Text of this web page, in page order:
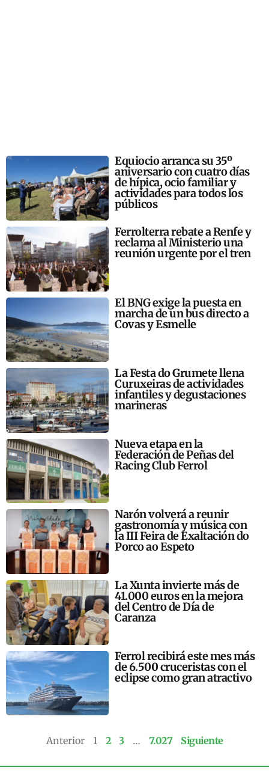
Equiocio arranca su 35º
aniversario con cuatro días
de hípica, ocio familiar y
actividades para todos los
públicos
Ferrolterra rebate a Renfe y
reclama al Ministerio una
reunión urgente por el tren
El BNG exige la puesta en
marcha de un bus directo a
Covas y Esmelle
La Festa do Grumete llena
Curuxeiras de actividades
infantiles y degustaciones
marineras
Nueva etapa en la
Federación de Peñas del
Racing Club Ferrol
Narón volverá a reunir
gastronomía y música con
la III Feira de Exaltación do
Porco ao Espeto
La Xunta invierte más de
41.000 euros en la mejora
del Centro de Día de
Caranza
Ferrol recibirá este mes más
de 6.500 cruceristas con el
eclipse como gran atractivo
Anterior 1 2 3 … 7.027 Siguiente